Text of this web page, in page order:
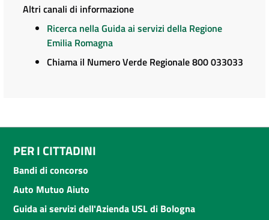
Altri canali di informazione
Ricerca nella Guida ai servizi della Regione
Emilia Romagna
Chiama il Numero Verde Regionale 800 033033
PER I CITTADINI
Bandi di concorso
Auto Mutuo Aiuto
Guida ai servizi dell'Azienda USL di Bologna